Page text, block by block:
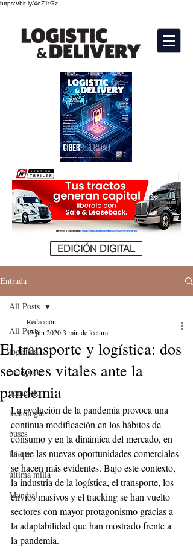
https://bit.ly/4oZ1tGz
EDICIÓN DIGITAL
Entrada
All Posts
logistica
transporte
comercio
tecnologia
buses
lideres
última milla
Mundial
All Posts
El transporte y logística: dos
sectores vitales ante la
pandemia
Redacción
15 jun 20203 min de lectura
La evolución de la pandemia provoca una
continua modificación en los hábitos de
consumo y en la dinámica del mercado, en
la que las nuevas oportunidades comerciales
se hacen más evidentes. Bajo este contexto,
la industria de la logística, el transporte, los
envíos masivos y el tracking se han vuelto
sectores con mayor protagonismo gracias a
la adaptabilidad que han mostrado frente a
la pandemia.